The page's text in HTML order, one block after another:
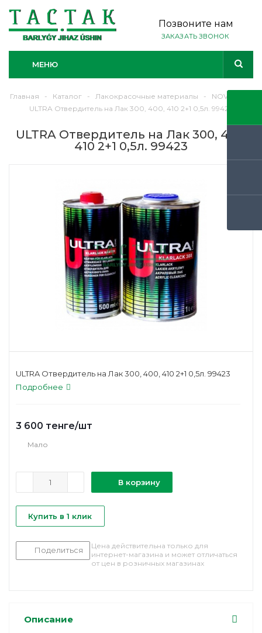
Позвоните нам
ЗАКАЗАТЬ ЗВОНОК
МЕНЮ
Главная - Каталог - Лакокрасочные материалы - NOVOL
ULTRA Отвердитель на Лак 300, 400, 410 2+1 0,5л. 99423
ULTRA Отвердитель на Лак 300, 400,
410 2+1 0,5л. 99423
ULTRA Отвердитель на Лак 300, 400, 410 2+1 0,5л. 99423
Подробнее
3 600 тенге/шт
Мало
В корзину
Купить в 1 клик
Поделиться
Цена действительна только для
интернет-магазина и может отличаться
от цен в розничных магазинах
Описание